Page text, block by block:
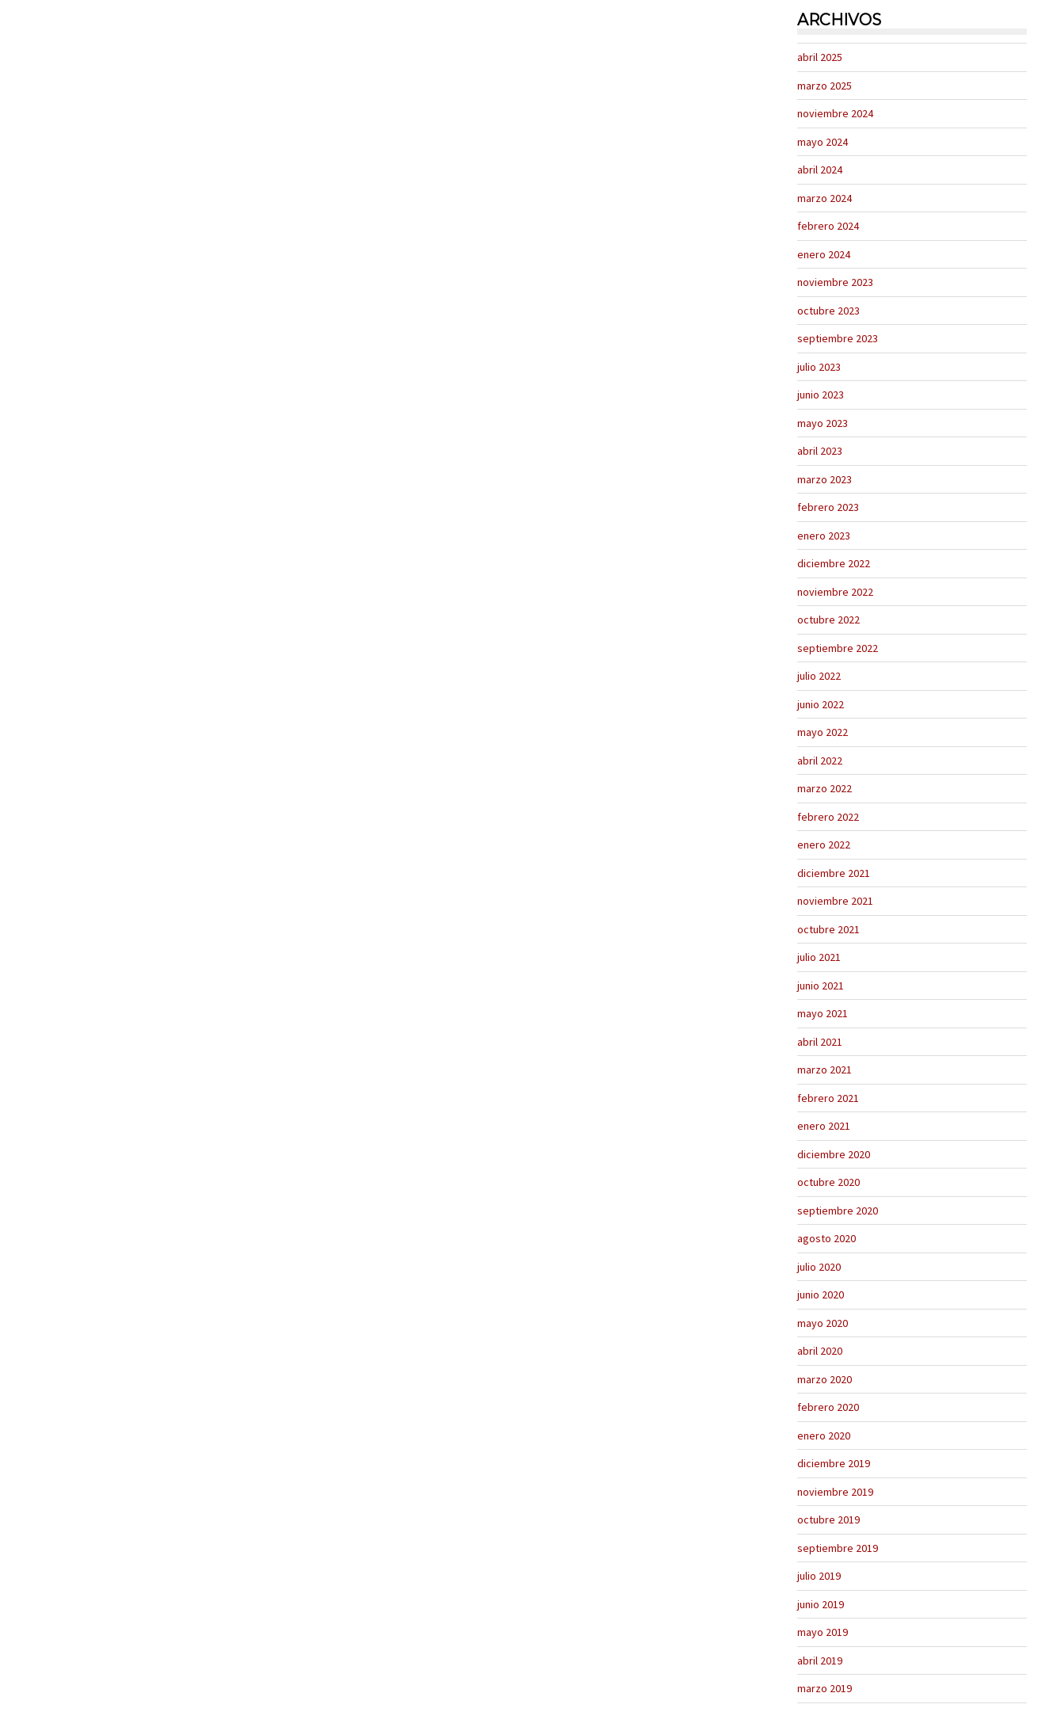
ARCHIVOS
abril 2025
marzo 2025
noviembre 2024
mayo 2024
abril 2024
marzo 2024
febrero 2024
enero 2024
noviembre 2023
octubre 2023
septiembre 2023
julio 2023
junio 2023
mayo 2023
abril 2023
marzo 2023
febrero 2023
enero 2023
diciembre 2022
noviembre 2022
octubre 2022
septiembre 2022
julio 2022
junio 2022
mayo 2022
abril 2022
marzo 2022
febrero 2022
enero 2022
diciembre 2021
noviembre 2021
octubre 2021
julio 2021
junio 2021
mayo 2021
abril 2021
marzo 2021
febrero 2021
enero 2021
diciembre 2020
octubre 2020
septiembre 2020
agosto 2020
julio 2020
junio 2020
mayo 2020
abril 2020
marzo 2020
febrero 2020
enero 2020
diciembre 2019
noviembre 2019
octubre 2019
septiembre 2019
julio 2019
junio 2019
mayo 2019
abril 2019
marzo 2019